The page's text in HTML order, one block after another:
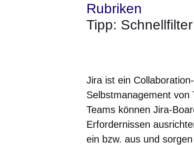
Rubriken
Tipp:
Jira ist ein
Selbstmanagement von
Teams können Jira-
Erfordernissen
ein bzw. aus und